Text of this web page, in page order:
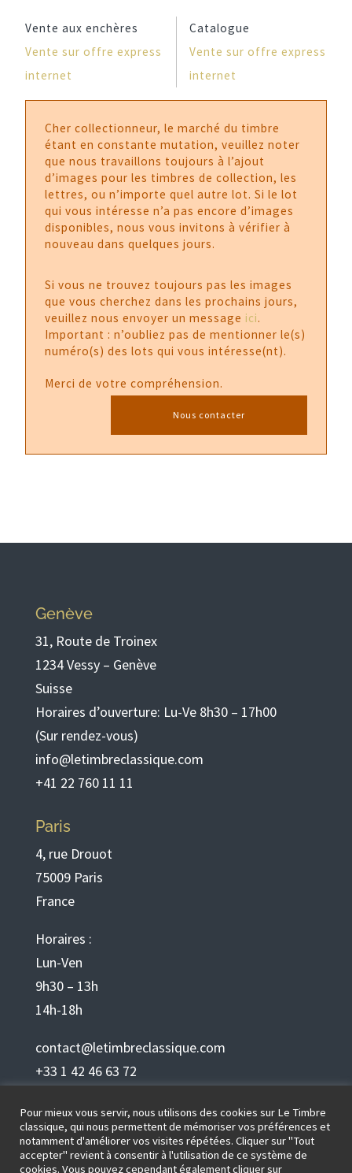
Vente aux enchères
Vente sur offre express
internet
Catalogue
Vente sur offre express
internet
Cher collectionneur, le marché du timbre
étant en constante mutation, veuillez noter
que nous travaillons toujours à l’ajout
d’images pour les timbres de collection, les
lettres, ou n’importe quel autre lot. Si le lot
qui vous intéresse n’a pas encore d’images
disponibles, nous vous invitons à vérifier à
nouveau dans quelques jours.
Si vous ne trouvez toujours pas les images
que vous cherchez dans les prochains jours,
veuillez nous envoyer un message ici.
Important : n’oubliez pas de mentionner le(s)
numéro(s) des lots qui vous intéresse(nt).
Merci de votre compréhension.
Nous contacter
Genève
31, Route de Troinex
1234 Vessy – Genève
Suisse
Horaires d’ouverture: Lu-Ve 8h30 – 17h00
(Sur rendez-vous)
info@letimbreclassique.com
+41 22 760 11 11
Paris
4, rue Drouot
75009 Paris
France
Horaires :
Lun-Ven
9h30 – 13h
14h-18h
contact@letimbreclassique.com
+33 1 42 46 63 72
Français
Pour mieux vous servir, nous utilisons des cookies sur Le Timbre
classique, qui nous permettent de mémoriser vos préférences et
notamment d'améliorer vos visites répétées. Cliquer sur "Tout
accepter" revient à consentir à l'utilisation de ce système de
cookies. Vous pouvez cependant également cliquer sur